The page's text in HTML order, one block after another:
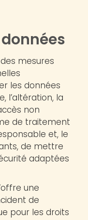
mesures
les données
l’altération, la
non
de traitement
et, le
de mettre
adaptées
une
de
pour les droits